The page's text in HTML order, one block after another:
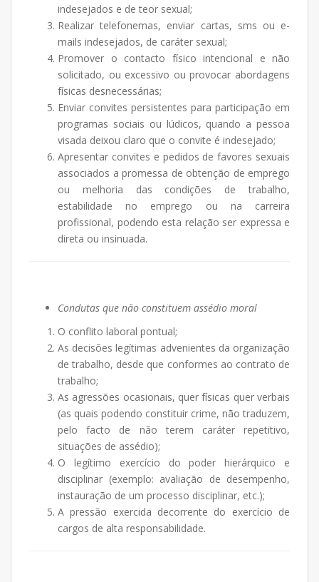
indesejados e de teor sexual;
Realizar telefonemas, enviar cartas, sms ou e-
mails indesejados, de caráter sexual;
Promover o contacto físico intencional e não
solicitado, ou excessivo ou provocar abordagens
físicas desnecessárias;
Enviar convites persistentes para participação em
programas sociais ou lúdicos, quando a pessoa
visada deixou claro que o convite é indesejado;
Apresentar convites e pedidos de favores sexuais
associados a promessa de obtenção de emprego
ou melhoria das condições de trabalho,
estabilidade no emprego ou na carreira
profissional, podendo esta relação ser expressa e
direta ou insinuada.
Condutas que não constituem assédio moral
O conflito laboral pontual;
As decisões legítimas advenientes da organização
de trabalho, desde que conformes ao contrato de
trabalho;
As agressões ocasionais, quer físicas quer verbais
(as quais podendo constituir crime, não traduzem,
pelo facto de não terem caráter repetitivo,
situações de assédio);
O legítimo exercício do poder hierárquico e
disciplinar (exemplo: avaliação de desempenho,
instauração de um processo disciplinar, etc.);
A pressão exercida decorrente do exercício de
cargos de alta responsabilidade.